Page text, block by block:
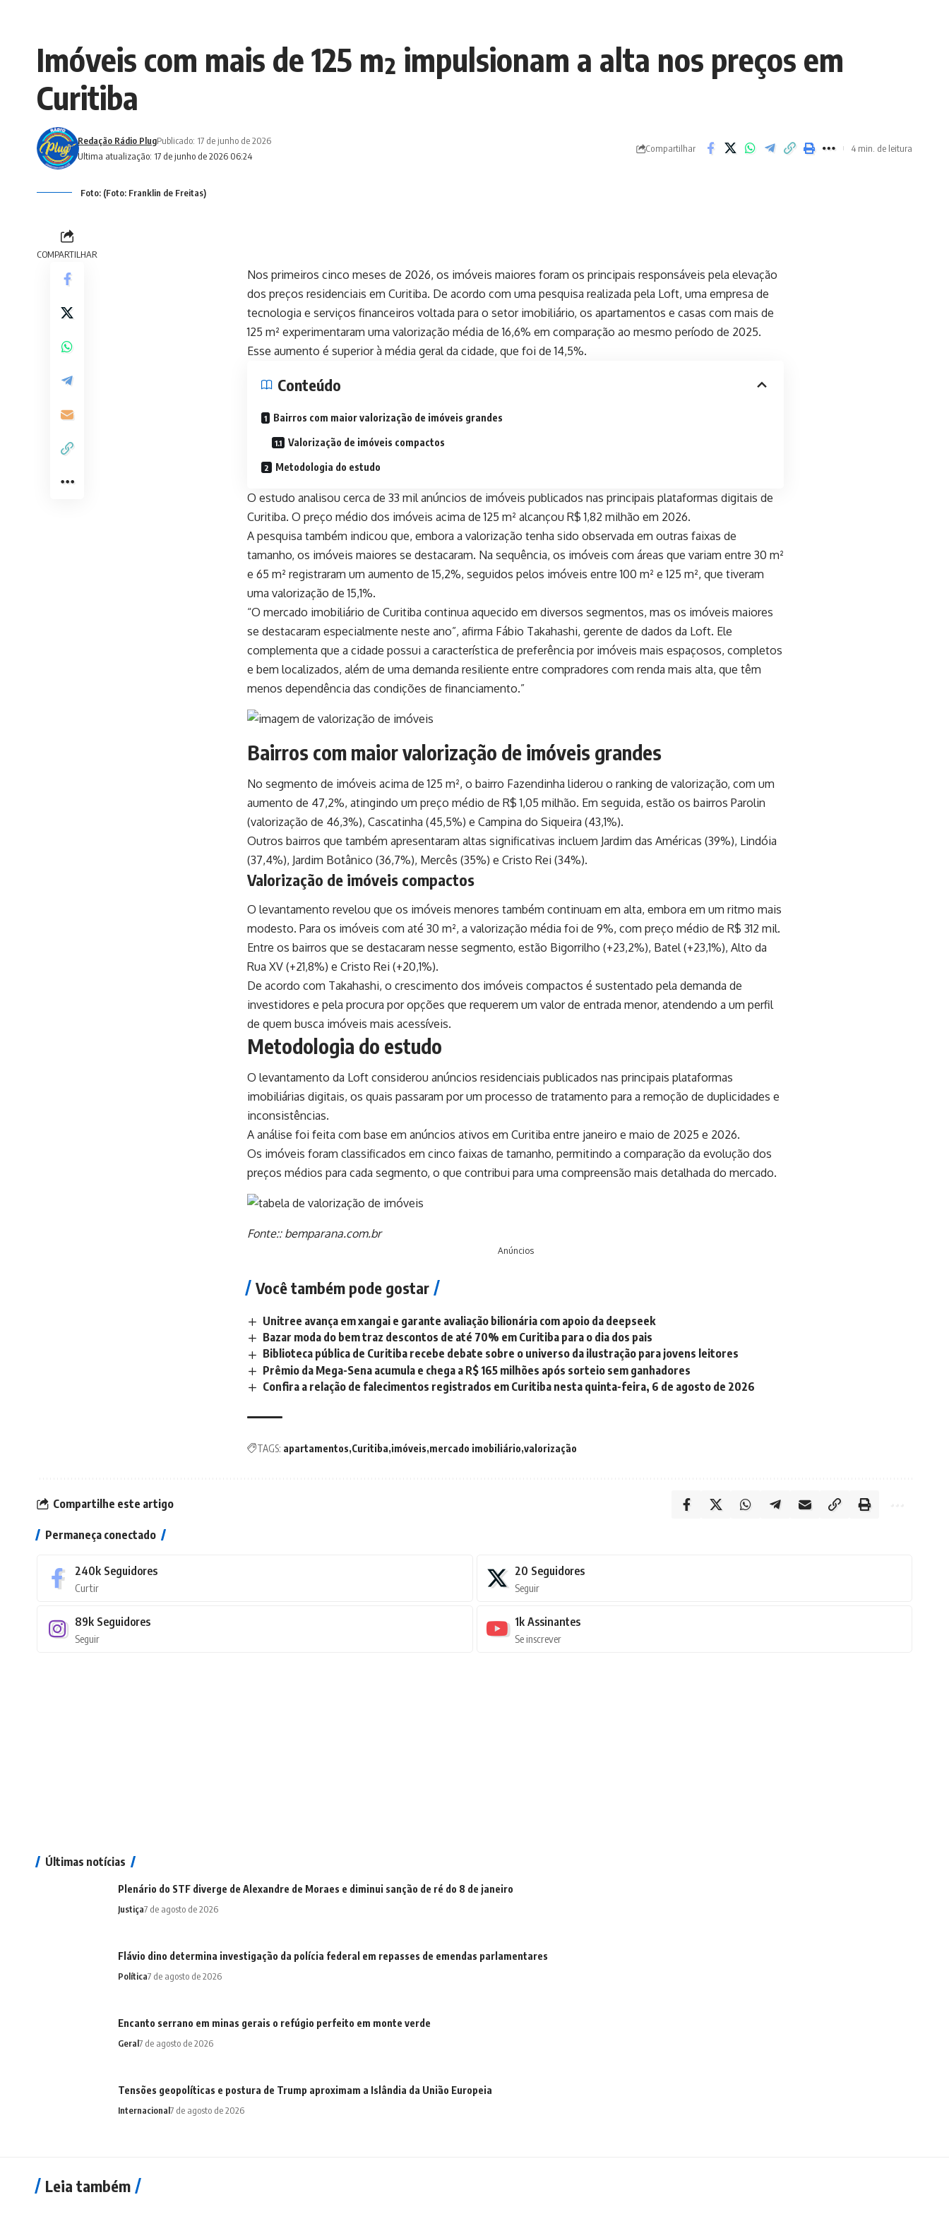
Imóveis com mais de 125 m² impulsionam a alta nos preços em
Curitiba
Ultima atualização: 17 de junho de 2026 06:24
Redação Rádio PlugPublicado: 17 de junho de 2026
Compartilhar 4 min. de leitura
Foto: (Foto: Franklin de Freitas)
COMPARTILHAR
Nos primeiros cinco meses de 2026, os imóveis maiores foram os principais responsáveis pela elevação
dos preços residenciais em Curitiba. De acordo com uma pesquisa realizada pela Loft, uma empresa de
tecnologia e serviços financeiros voltada para o setor imobiliário, os apartamentos e casas com mais de
125 m² experimentaram uma valorização média de 16,6% em comparação ao mesmo período de 2025.
Esse aumento é superior à média geral da cidade, que foi de 14,5%.
Conteúdo
Bairros com maior valorização de imóveis grandes
Valorização de imóveis compactos
Metodologia do estudo
O estudo analisou cerca de 33 mil anúncios de imóveis publicados nas principais plataformas digitais de
Curitiba. O preço médio dos imóveis acima de 125 m² alcançou R$ 1,82 milhão em 2026.
A pesquisa também indicou que, embora a valorização tenha sido observada em outras faixas de
tamanho, os imóveis maiores se destacaram. Na sequência, os imóveis com áreas que variam entre 30 m²
e 65 m² registraram um aumento de 15,2%, seguidos pelos imóveis entre 100 m² e 125 m², que tiveram
uma valorização de 15,1%.
“O mercado imobiliário de Curitiba continua aquecido em diversos segmentos, mas os imóveis maiores
se destacaram especialmente neste ano”, afirma Fábio Takahashi, gerente de dados da Loft. Ele
complementa que a cidade possui a característica de preferência por imóveis mais espaçosos, completos
e bem localizados, além de uma demanda resiliente entre compradores com renda mais alta, que têm
menos dependência das condições de financiamento.”
Bairros com maior valorização de imóveis grandes
No segmento de imóveis acima de 125 m², o bairro Fazendinha liderou o ranking de valorização, com um
aumento de 47,2%, atingindo um preço médio de R$ 1,05 milhão. Em seguida, estão os bairros Parolin
(valorização de 46,3%), Cascatinha (45,5%) e Campina do Siqueira (43,1%).
Outros bairros que também apresentaram altas significativas incluem Jardim das Américas (39%), Lindóia
(37,4%), Jardim Botânico (36,7%), Mercês (35%) e Cristo Rei (34%).
Valorização de imóveis compactos
O levantamento revelou que os imóveis menores também continuam em alta, embora em um ritmo mais
modesto. Para os imóveis com até 30 m², a valorização média foi de 9%, com preço médio de R$ 312 mil.
Entre os bairros que se destacaram nesse segmento, estão Bigorrilho (+23,2%), Batel (+23,1%), Alto da
Rua XV (+21,8%) e Cristo Rei (+20,1%).
De acordo com Takahashi, o crescimento dos imóveis compactos é sustentado pela demanda de
investidores e pela procura por opções que requerem um valor de entrada menor, atendendo a um perfil
de quem busca imóveis mais acessíveis.
Metodologia do estudo
O levantamento da Loft considerou anúncios residenciais publicados nas principais plataformas
imobiliárias digitais, os quais passaram por um processo de tratamento para a remoção de duplicidades e
inconsistências.
A análise foi feita com base em anúncios ativos em Curitiba entre janeiro e maio de 2025 e 2026.
Os imóveis foram classificados em cinco faixas de tamanho, permitindo a comparação da evolução dos
preços médios para cada segmento, o que contribui para uma compreensão mais detalhada do mercado.
Fonte:: bemparana.com.br
Anúncios
Você também pode gostar
Unitree avança em xangai e garante avaliação bilionária com apoio da deepseek
Bazar moda do bem traz descontos de até 70% em Curitiba para o dia dos pais
Biblioteca pública de Curitiba recebe debate sobre o universo da ilustração para jovens leitores
Prêmio da Mega-Sena acumula e chega a R$ 165 milhões após sorteio sem ganhadores
Confira a relação de falecimentos registrados em Curitiba nesta quinta-feira, 6 de agosto de 2026
TAGS: apartamentos Curitiba imóveis mercado imobiliário valorização
Compartilhe este artigo
Permaneça conectado
240k Seguidores
Curtir
20 Seguidores
Seguir
89k Seguidores
Seguir
1k Assinantes
Se inscrever
Últimas notícias
Plenário do STF diverge de Alexandre de Moraes e diminui sanção de ré do 8 de janeiro
Justiça7 de agosto de 2026
Flávio dino determina investigação da polícia federal em repasses de emendas parlamentares
Política7 de agosto de 2026
Encanto serrano em minas gerais o refúgio perfeito em monte verde
Geral7 de agosto de 2026
Tensões geopolíticas e postura de Trump aproximam a Islândia da União Europeia
Internacional7 de agosto de 2026
Leia também